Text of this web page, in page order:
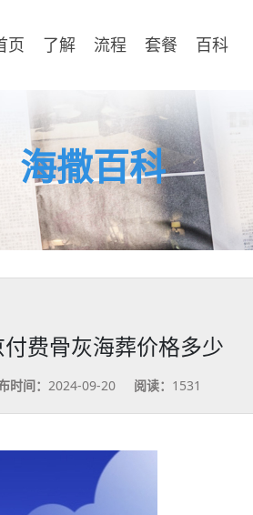
页 了解 流程 套餐 百科
海撒百科
费骨灰海葬价格多少
时间： 2024-09-20 阅读： 1531